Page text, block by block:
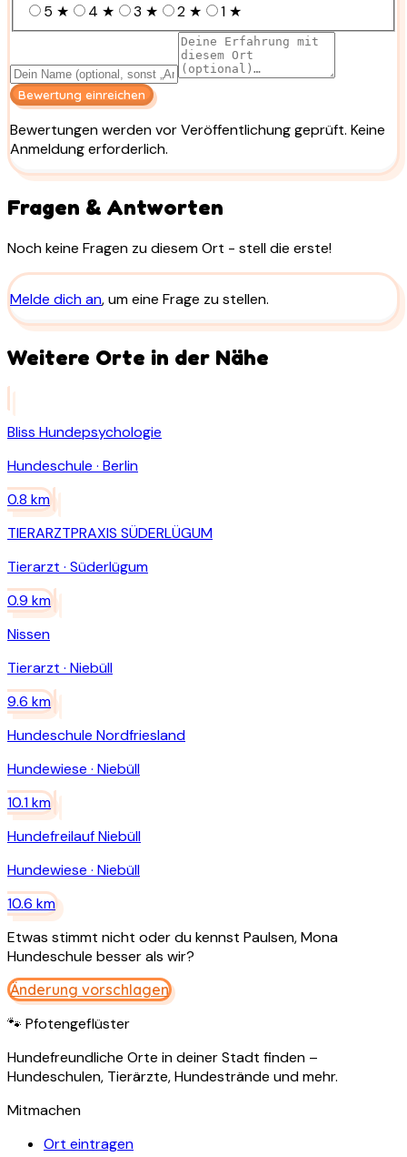
5 ★ 4 ★ 3 ★ 2 ★ 1 ★
Bewertung einreichen
Bewertungen werden vor Veröffentlichung geprüft. Keine
Anmeldung erforderlich.
Fragen & Antworten
Noch keine Fragen zu diesem Ort - stell die erste!
Melde dich an, um eine Frage zu stellen.
Weitere Orte in der Nähe
Bliss Hundepsychologie
Hundeschule · Berlin
0.8 km
TIERARZTPRAXIS SÜDERLÜGUM
Tierarzt · Süderlügum
0.9 km
Nissen
Tierarzt · Niebüll
9.6 km
Hundeschule Nordfriesland
Hundewiese · Niebüll
10.1km
Hundefreilauf Niebüll
Hundewiese · Niebüll
10.6 km
Etwas stimmt nicht oder du kennst Paulsen, Mona
Hundeschule besser als wir?
Änderung vorschlagen
🐾 Pfotengeflüster
Hundefreundliche Orte in deiner Stadt finden –
Hundeschulen, Tierärzte, Hundestrände und mehr.
Mitmachen
Ort eintragen